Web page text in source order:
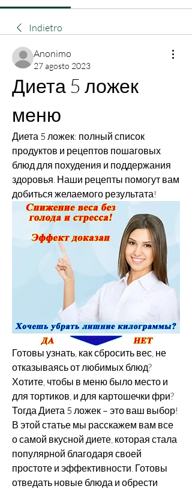
Indietro
Anonimo
27 agosto 2023
Диета 5 ложек
меню
Диета 5 ложек: полный список
продуктов и рецептов пошаговых
блюд для похудения и поддержания
здоровья. Наши рецепты помогут вам
добиться желаемого результата!
Готовы узнать, как сбросить вес, не
отказываясь от любимых блюд?
Хотите, чтобы в меню было место и
для тортиков, и для картошечки фри?
Тогда Диета 5 ложек – это ваш выбор!
В этой статье мы расскажем вам все
о самой вкусной диете, которая стала
популярной благодаря своей
простоте и эффективности. Готовы
отведать новые блюда и обрести